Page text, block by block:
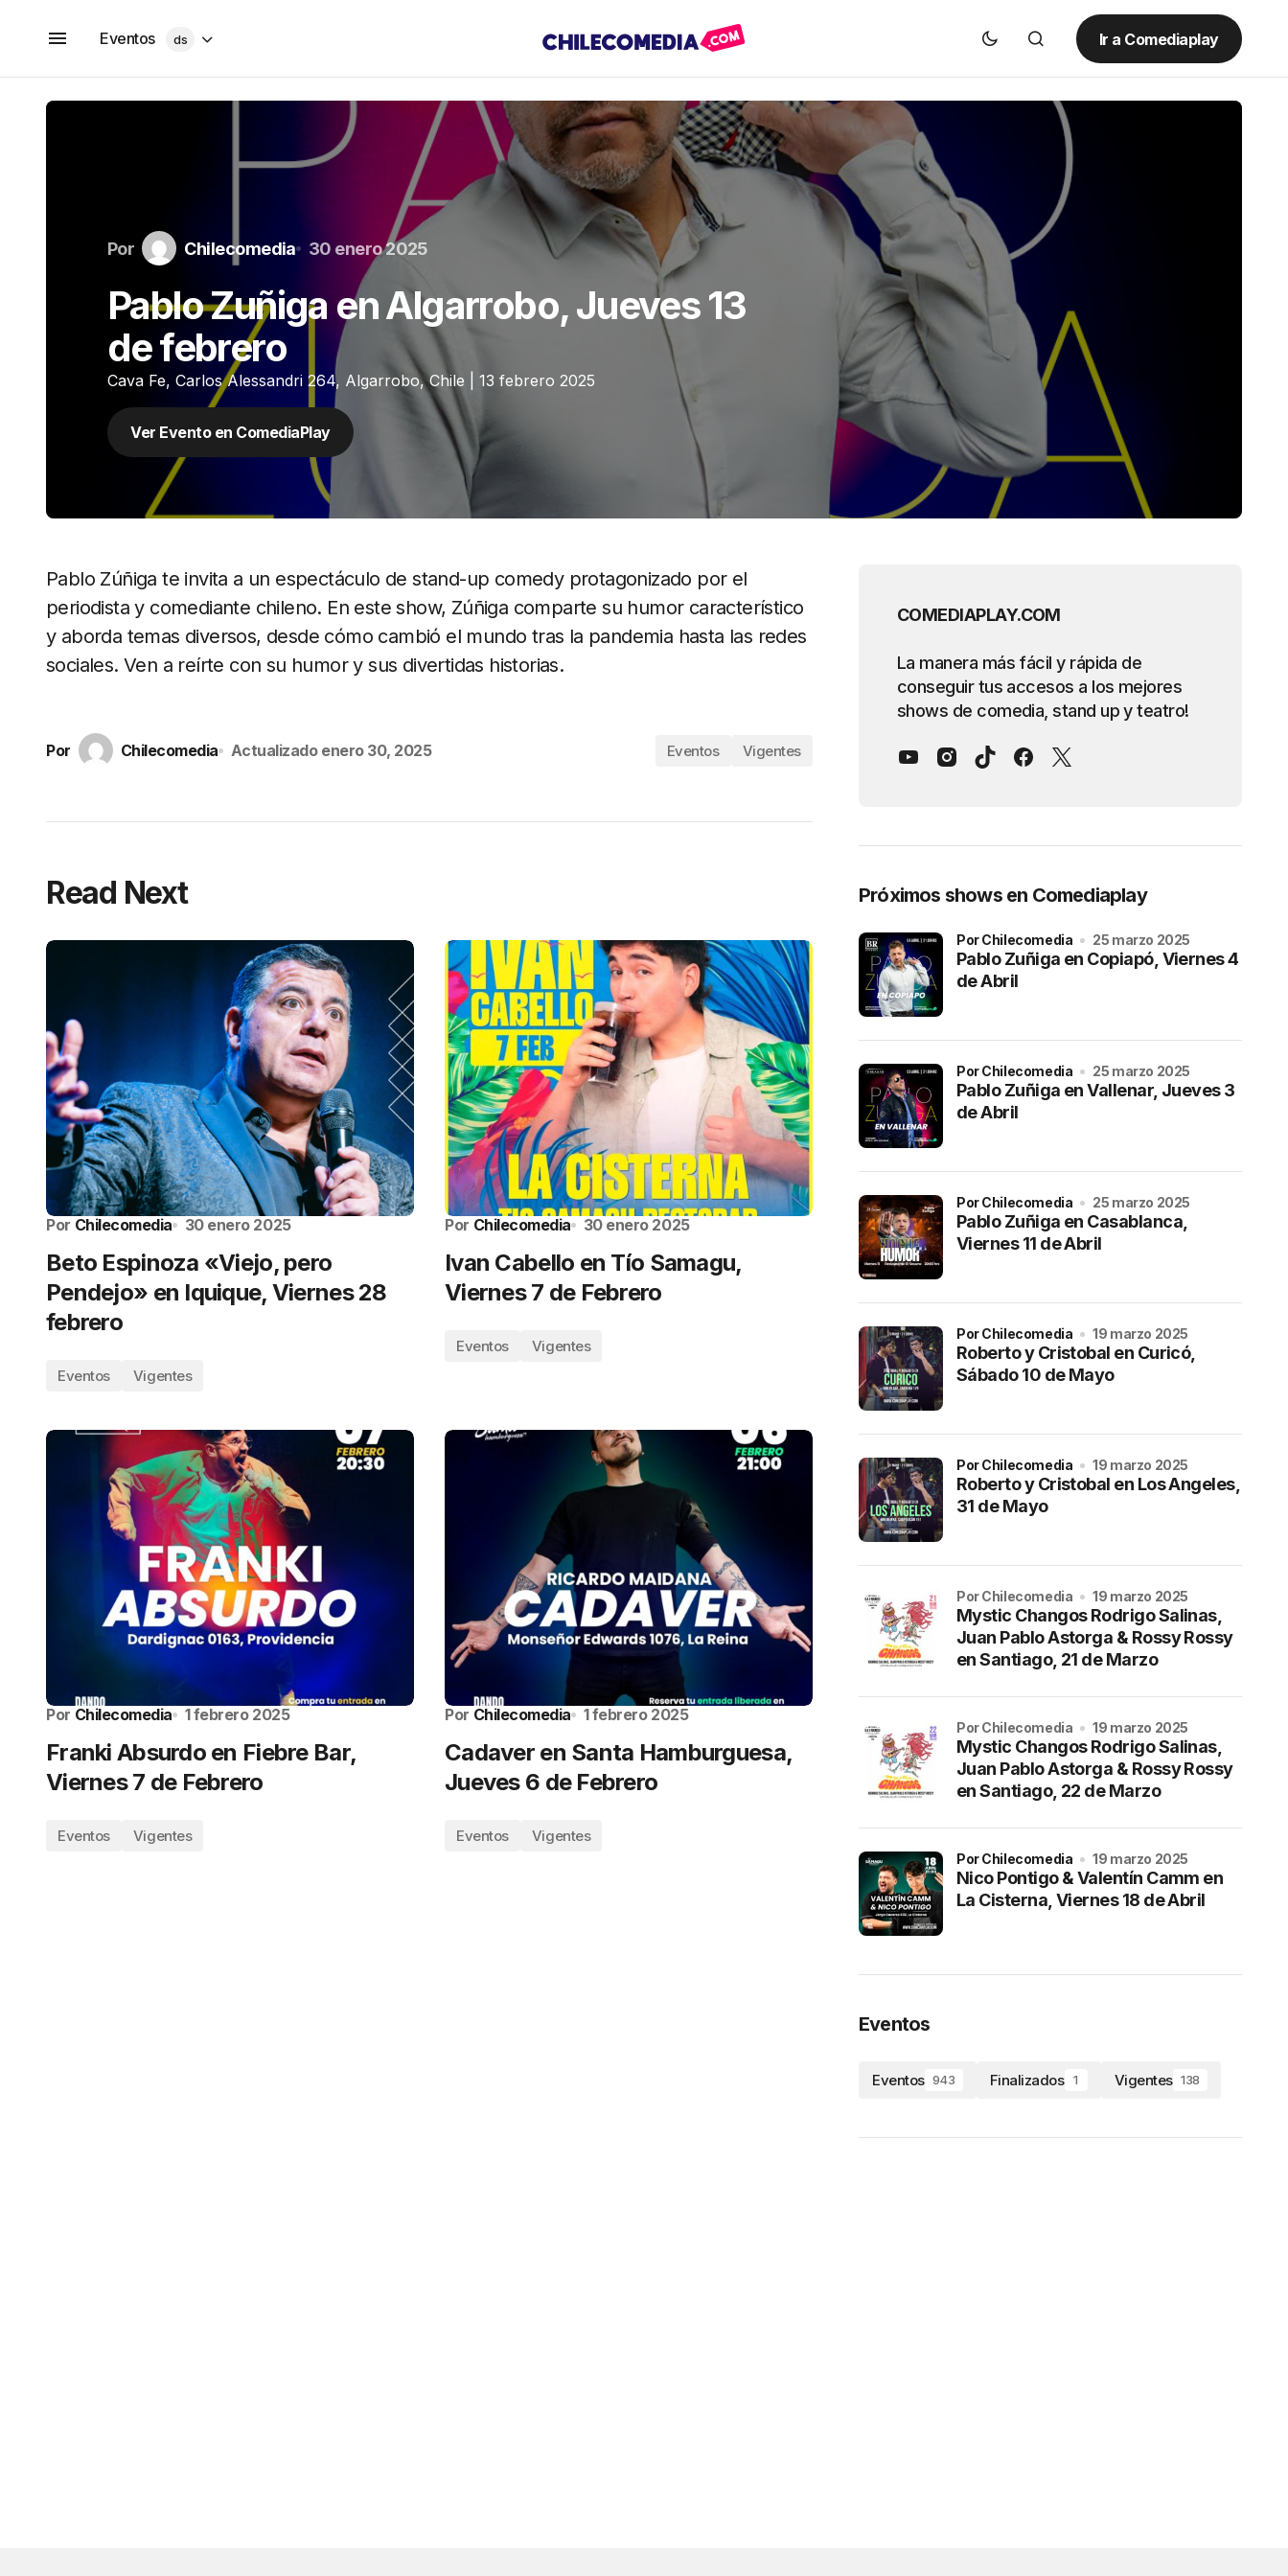
Eventos ds Ir a Comediaplay
Por Chilecomedia 30 enero 2025
Pablo Zuñiga en Algarrobo, Jueves 13
de febrero
Cava Fe, Carlos Alessandri 264, Algarrobo, Chile | 13 febrero 2025
Ver Evento en ComediaPlay
Pablo Zúñiga te invita a un espectáculo de stand-up comedy protagonizado por el
periodista y comediante chileno. En este show, Zúñiga comparte su humor característico
y aborda temas diversos, desde cómo cambió el mundo tras la pandemia hasta las redes
sociales. Ven a reírte con su humor y sus divertidas historias.
Por Chilecomedia Actualizado enero 30, 2025 Eventos Vigentes
Read Next
Por Chilecomedia 30 enero 2025
Beto Espinoza «Viejo, pero
Pendejo» en Iquique, Viernes 28
febrero
Eventos Vigentes
Por Chilecomedia 30 enero 2025
Ivan Cabello en Tío Samagu,
Viernes 7 de Febrero
Eventos Vigentes
Por Chilecomedia 1 febrero 2025
Franki Absurdo en Fiebre Bar,
Viernes 7 de Febrero
Eventos Vigentes
Por Chilecomedia 1 febrero 2025
Cadaver en Santa Hamburguesa,
Jueves 6 de Febrero
Eventos Vigentes
COMEDIAPLAY.COM
La manera más fácil y rápida de
conseguir tus accesos a los mejores
shows de comedia, stand up y teatro!
Próximos shows en Comediaplay
Pablo Zuñiga en Copiapó, Viernes 4
de Abril
por Chilecomedia 25 marzo 2025
Pablo Zuñiga en Vallenar, Jueves 3
de Abril
por Chilecomedia 25 marzo 2025
Pablo Zuñiga en Casablanca,
Viernes 11 de Abril
por Chilecomedia 25 marzo 2025
Roberto y Cristobal en Curicó,
Sábado 10 de Mayo
por Chilecomedia 19 marzo 2025
Roberto y Cristobal en Los Angeles,
31 de Mayo
por Chilecomedia 19 marzo 2025
Mystic Changos Rodrigo Salinas,
Juan Pablo Astorga & Rossy Rossy
en Santiago, 21 de Marzo
por Chilecomedia 19 marzo 2025
Mystic Changos Rodrigo Salinas,
Juan Pablo Astorga & Rossy Rossy
en Santiago, 22 de Marzo
por Chilecomedia 19 marzo 2025
Nico Pontigo & Valentín Camm en
La Cisterna, Viernes 18 de Abril
por Chilecomedia 19 marzo 2025
Eventos
Eventos 943 Finalizados 1 Vigentes 138